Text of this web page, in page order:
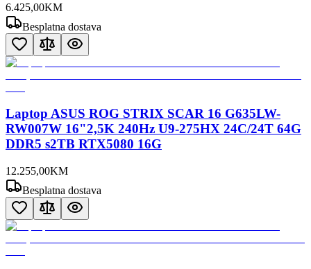
6.425,00KM
Besplatna dostava
Laptop ASUS ROG STRIX SCAR 16 G635LW-
RW007W 16"2,5K 240Hz U9-275HX 24C/24T 64G
DDR5 s2TB RTX5080 16G
12.255,00KM
Besplatna dostava